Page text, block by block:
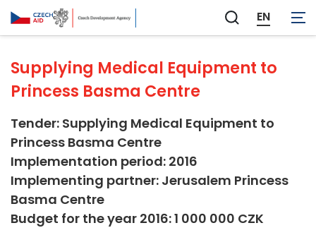
Zobrazit
vyhledávání
EN
Not applicable
Supplying Medical Equipment to
Princess Basma Centre
Tender: Supplying Medical Equipment to
Princess Basma Centre
Implementation period: 2016
Implementing partner: Jerusalem Princess
Basma Centre
Budget for the year 2016: 1 000 000 CZK